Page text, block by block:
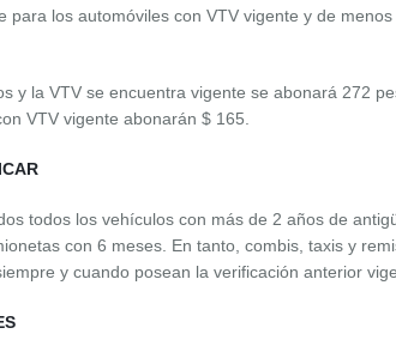
para los automóviles con VTV vigente y de
y la VTV se encuentra vigente se abonará 272
VTV vigente abonarán $ 165.
todos los vehículos con más de 2 años de
con 6 meses. En tanto, combis, taxis y
y cuando posean la verificación anterior